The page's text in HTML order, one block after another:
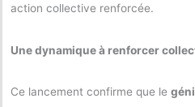
action collective renforcée.
Une dynamique à renforcer
Ce lancement confirme que le